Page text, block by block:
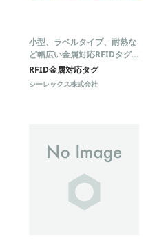
小型、ラベルタイプ、耐熱な
ど幅広い金属対応RFIDタグ
ラインナップ
RFID金属対応タグ
シーレックス株式会社